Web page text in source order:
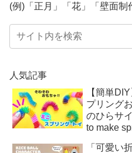
(例)「正月」「花」「壁面制
人気記事
【簡単
プリング
のひらサ
to make
「可愛い